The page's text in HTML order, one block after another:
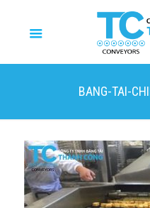
BANG-TAI-